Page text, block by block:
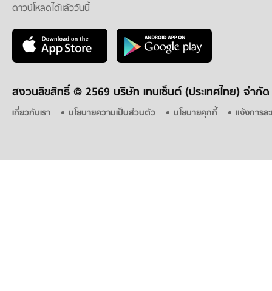
ดาวน์โหลดได้แล้ววันนี้
สงวนลิขสิทธิ์ © 2569 บริษัท เทนเซ็นต์ (ประเทศไทย) จำกัด
เกี่ยวกับเรา นโยบายความเป็นส่วนตัว นโยบายคุกกี้ แจ้งการล